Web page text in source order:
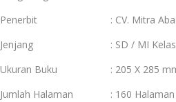
Penerbit
: CV. Mitra
Jenjang
: SD / MI Kelas
Ukuran Buku
: 205 X 285
Jumlah Halaman
: 160 Halaman